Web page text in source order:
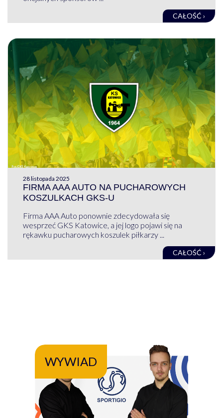
CAŁOŚĆ ›
28 listopada 2025
FIRMA AAA AUTO NA PUCHAROWYCH
KOSZULKACH GKS-U
Firma AAA Auto ponownie zdecydowała się
wesprzeć GKS Katowice, a jej logo pojawi się na
rękawku pucharowych koszulek piłkarzy ...
CAŁOŚĆ ›
WYWIAD